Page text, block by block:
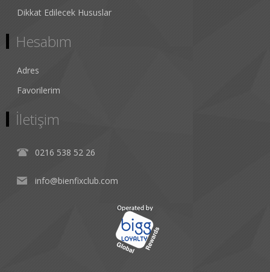
Dikkat Edilecek Hususlar
Hesabım
Adres
Favorilerim
İletişim
0216 538 52 26
info@bienfixclub.com